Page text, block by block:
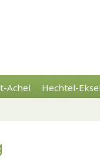
Achel Hechtel-